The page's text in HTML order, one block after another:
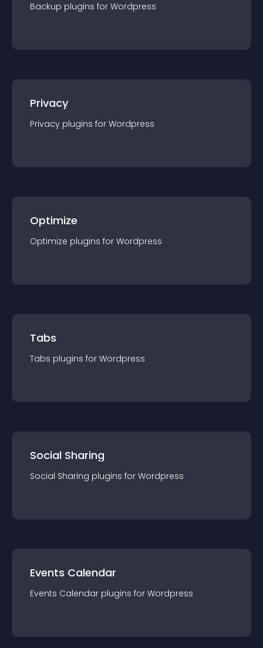
Backup plugins for Wordpress
Privacy
Privacy plugins for Wordpress
Optimize
Optimize plugins for Wordpress
Tabs
Tabs plugins for Wordpress
Social Sharing
Social Sharing plugins for Wordpress
Events Calendar
Events Calendar plugins for Wordpress